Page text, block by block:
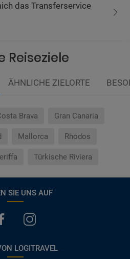
das Transferservice
Reiseziele
ÄHNLICHE ZIELORTE
Brava Gran Canaria
Mallorca Rhodos
Türkische Riviera
SIE UNS AUF
LOGITRAVEL